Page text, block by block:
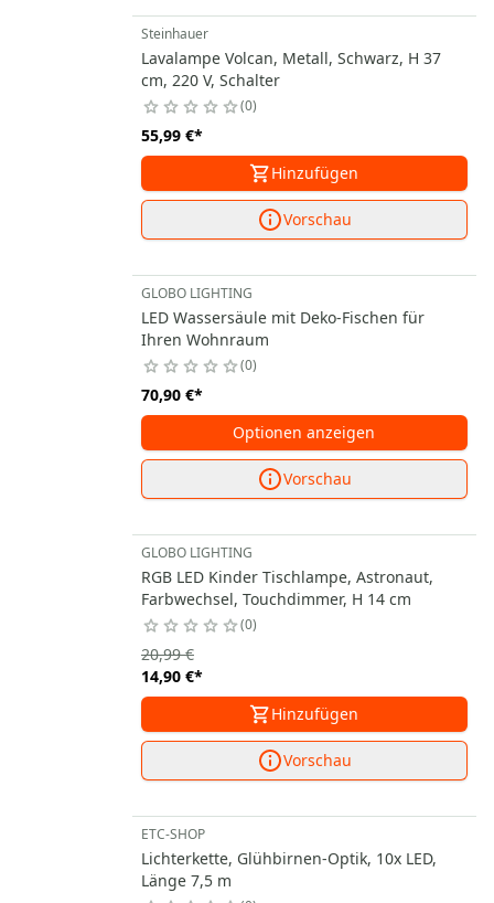
Steinhauer
Lavalampe Volcan, Metall, Schwarz, H 37
cm, 220 V, Schalter
0
55,99 €*
Hinzufügen
Vorschau
GLOBO LIGHTING
LED Wassersäule mit Deko-Fischen für
Ihren Wohnraum
0
70,90 €*
Optionen anzeigen
Vorschau
GLOBO LIGHTING
RGB LED Kinder Tischlampe, Astronaut,
Farbwechsel, Touchdimmer, H 14 cm
0
14,90 €*
20,99 €
Hinzufügen
Vorschau
ETC-SHOP
Lichterkette, Glühbirnen-Optik, 10x LED,
Länge 7,5 m